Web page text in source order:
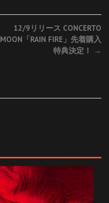
12/9リリース CONCERTO
MOON「RAIN FIRE」先着購入
特典決定！
→